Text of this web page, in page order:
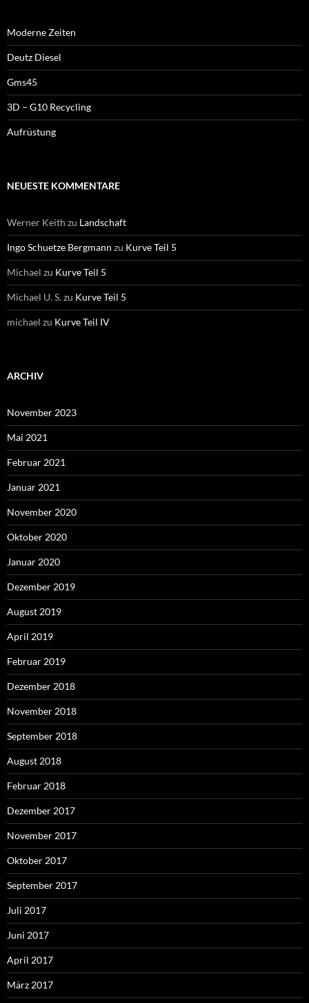
Moderne Zeiten
Deutz Diesel
Gms45
3D – G10 Recycling
Aufrüstung
NEUESTE KOMMENTARE
Werner Keith zu Landschaft
Ingo Schuetze Bergmann zu Kurve Teil 5
Michael zu Kurve Teil 5
Michael U. S.zu Kurve Teil 5
michael zu Kurve Teil IV
ARCHIV
November 2023
Mai 2021
Februar 2021
Januar 2021
November 2020
Oktober 2020
Januar 2020
Dezember 2019
August 2019
April 2019
Februar 2019
Dezember 2018
November 2018
September 2018
August 2018
Februar 2018
Dezember 2017
November 2017
Oktober 2017
September 2017
Juli 2017
Juni 2017
April 2017
März 2017